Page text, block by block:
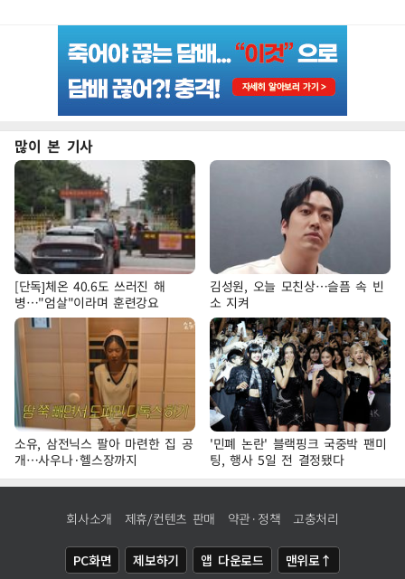
많이 본 기사
[단독]체온 40.6도 쓰러진 해
병…"엄살"이라며 훈련강요
김성원, 오늘 모친상…슬픔 속 빈
소 지켜
소유, 삼전닉스 팔아 마련한 집 공
개…사우나·헬스장까지
'민폐 논란' 블랙핑크 국중박 팬미
팅, 행사 5일 전 결정됐다
회사소개 제휴/컨텐츠 판매 약관·정책 고충처리
PC화면 제보하기 앱 다운로드 맨위로↑